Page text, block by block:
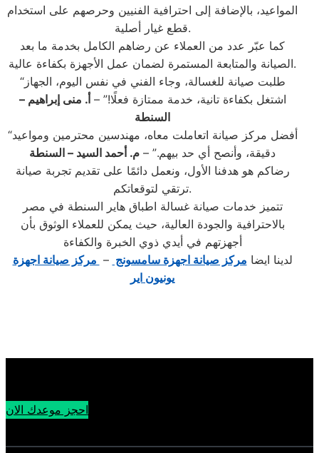
المواعيد، بالإضافة إلى احترافية الفنيين وحرصهم على استخدام
قطع غيار أصلية.
كما عبّر عدد من العملاء عن رضاهم الكامل بخدمة ما بعد
الصيانة والمتابعة المستمرة لضمان عمل الأجهزة بكفاءة عالية.
“طلبت صيانة للغسالة، وجاء الفني في نفس اليوم، الجهاز
اشتغل بكفاءة تانية، خدمة ممتازة فعلًا!” – أ. منى إبراهيم –
السنطة
“أفضل مركز صيانة اتعاملت معاه، مهندسين محترمين ومواعيد
دقيقة، وأنصح أي حد بيهم.” – م. أحمد السيد – السنطة
رضاكم هو هدفنا الأول، ونعمل دائمًا على تقديم تجربة صيانة
ترتقي لتوقعاتكم.
تتميز خدمات صيانة غسالة اطباق هاير السنطة في مصر
بالاحترافية والجودة العالية، حيث يمكن للعملاء الوثوق بأن
أجهزتهم في أيدي ذوي الخبرة والكفاءة
لدينا ايضا مركز صيانة اجهزة سامسونج – مركز صيانة اجهزة
يونيون اير
احجز موعدك الان